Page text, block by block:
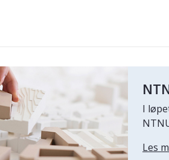
I
Les